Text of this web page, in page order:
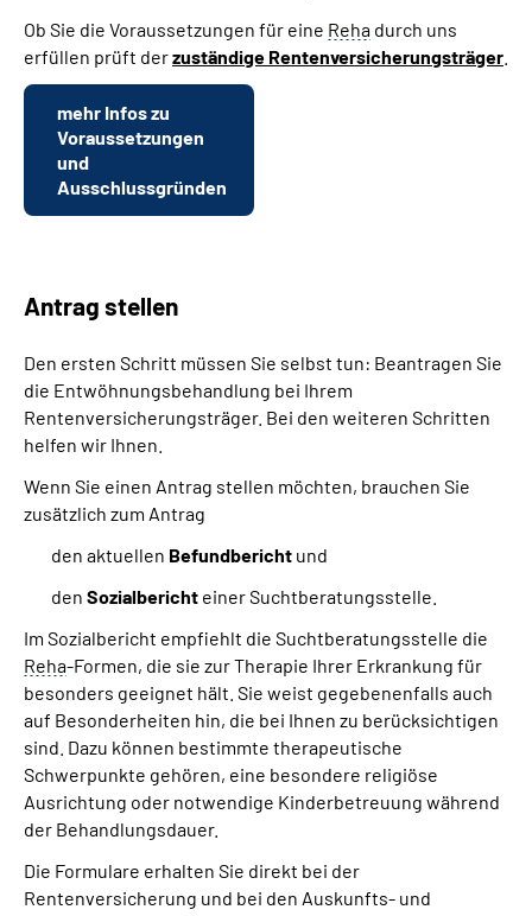
Ob Sie die Voraussetzungen für eine Reha durch uns
erfüllen prüft derzuständige Rentenversicherungsträger
mehr Infos zu
Voraussetzungen
und
Ausschlussgründen
Antrag stellen
Den ersten Schritt müssen Sie selbst tun: Beantragen Sie
die Entwöhnungsbehandlung bei Ihrem
Rentenversicherungsträger. Bei den weiteren Schritten
helfen wir Ihnen.
Wenn Sie einen Antrag stellen möchten, brauchen Sie
zusätzlich zum Antrag
den aktuellen Befundbericht und
den Sozialbericht einer Suchtberatungsstelle.
Im Sozialbericht empfiehlt die Suchtberatungsstelle die
Reha-Formen, die sie zur Therapie Ihrer Erkrankung für
besonders geeignet hält. Sie weist gegebenenfalls auch
auf Besonderheiten hin, die bei Ihnen zu berücksichtigen
sind. Dazu können bestimmte therapeutische
Schwerpunkte gehören, eine besondere religiöse
Ausrichtung oder notwendige Kinderbetreuung während
der Behandlungsdauer.
Die Formulare erhalten Sie direkt bei der
Rentenversicherung und bei den Auskunfts- und